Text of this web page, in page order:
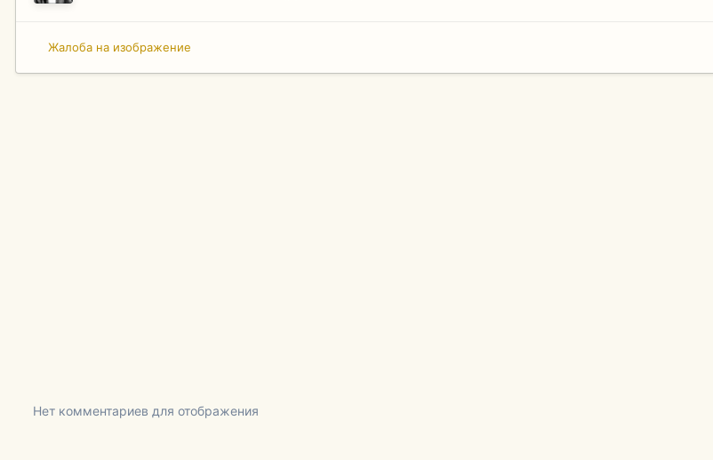
Жалоба на изображение
Нет комментариев для отображения